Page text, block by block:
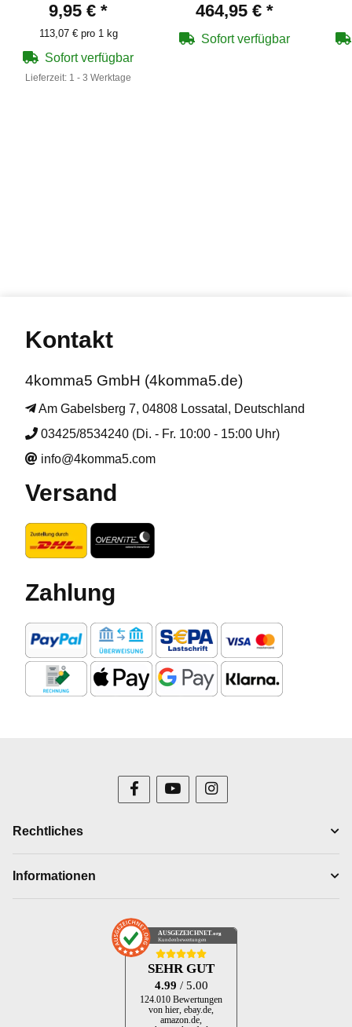
9,95 € *
113,07 € pro 1 kg
Sofort verfügbar
Lieferzeit: 1 - 3 Werktage
Gewehr 88 Gramm
Version (P18) + Koffer
464,95 € *
Sofort verfügbar
Kontakt
4komma5 GmbH (4komma5.de)
Am Gabelsberg 7, 04808 Lossatal, Deutschland
03425/8534240 (Di. - Fr. 10:00 - 15:00 Uhr)
info@4komma5.com
Versand
Zahlung
Rechtliches
Informationen
AUSGEZEICHNET .org
Kundenbewertungen
SEHR GUT
4.99 / 5.00
124.010 Bewertungen
von hier, ebay.de,
amazon.de,